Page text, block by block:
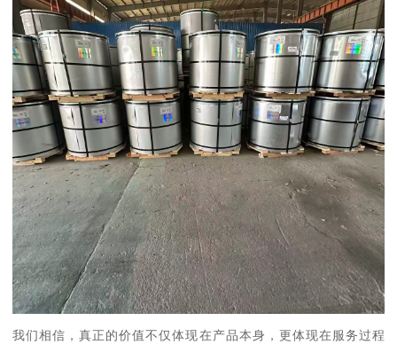
我们相信，真正的价值不仅体现在产品本身，更体现在服务过程